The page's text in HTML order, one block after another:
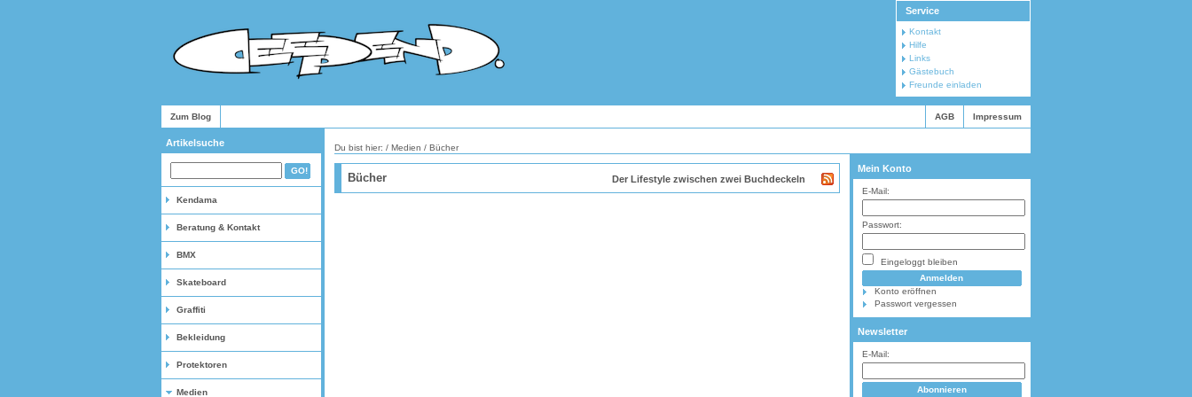
Service
Kontakt
Hilfe
Links
Gästebuch
Freunde einladen
Zum Blog AGB Impressum
Artikelsuche
Kendama
Beratung & Kontakt
BMX
Skateboard
Graffiti
Bekleidung
Protektoren
Medien
Du bist hier: / Medien / Bücher
Mein Konto
E-Mail:
Passwort:
Eingeloggt bleiben
Konto eröffnen
Passwort vergessen
Newsletter
E-Mail:
Bücher Der Lifestyle zwischen zwei Buchdeckeln